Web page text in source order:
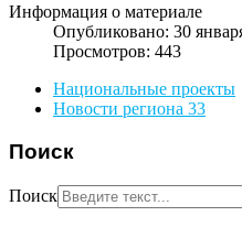
Информация о материале
Опубликовано: 30
Просмотров: 443
Национальные проекты
Новости региона 33
Поиск
Поиск